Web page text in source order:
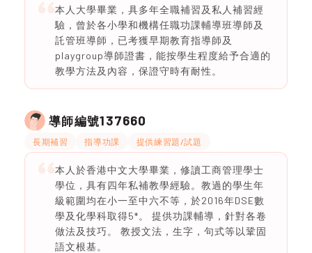
本人大學畢業，具多年全職補習及私人補習經
驗，曾於各小學和機構任職功課輔導班導師及
託管班導師，已考獲早期教育指導師及
playgroup導師證書，能按學生程度給予合適的
教學方法及內容，保證守時有耐性。
導師編號137660
長期補習 指導功課 提供練習題/試題
本人於香港中文大學畢業，修讀工商管理學士
學位，具有四年私補教學經驗。教過的學生年
級範圍均在小一至中六不等，於2016年DSE數
學及化學科取得5*。 提供功課輔導，針對各卷
做法及技巧。 教授文法，生字，句式等以鞏固
語文根基。